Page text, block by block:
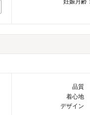
妊娠月齢：
品質
着心地
デザイン